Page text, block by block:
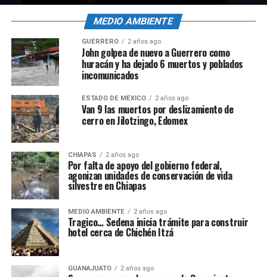
MEDIO AMBIENTE
GUERRERO 2 años ago
John golpea de nuevo a Guerrero como
huracán y ha dejado 6 muertos y poblados
incomunicados
ESTADO DE MÉXICO 2 años ago
Van 9 las muertos por deslizamiento de
cerro en Jilotzingo, Edomex
CHIAPAS 2 años ago
Por falta de apoyo del gobierno federal,
agonizan unidades de conservación de vida
silvestre en Chiapas
MEDIO AMBIENTE 2 años ago
Tragico… Sedena inicia trámite para construir
hotel cerca de Chichén Itzá
GUANAJUATO 2 años ago